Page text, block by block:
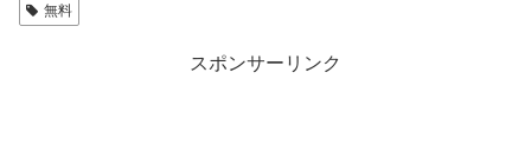
無料
スポンサーリンク